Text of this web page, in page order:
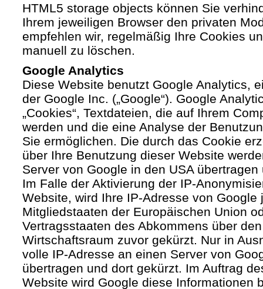
HTML5 storage objects können Sie
Ihrem jeweiligen Browser den privaten
empfehlen wir, regelmäßig Ihre Cookies
manuell zu löschen.
Google Analytics
Diese Website benutzt Google Analytics,
der Google Inc. („Google“). Google
„Cookies“, Textdateien, die auf Ihrem
werden und die eine Analyse der
Sie ermöglichen. Die durch das Cookie
über Ihre Benutzung dieser Website
Server von Google in den USA
Im Falle der Aktivierung der IP-
Website, wird Ihre IP-Adresse von Google
Mitgliedstaaten der Europäischen Union
Vertragsstaaten des Abkommens über
Wirtschaftsraum zuvor gekürzt. Nur in
volle IP-Adresse an einen Server von
übertragen und dort gekürzt. Im Auftrag
Website wird Google diese Informationen